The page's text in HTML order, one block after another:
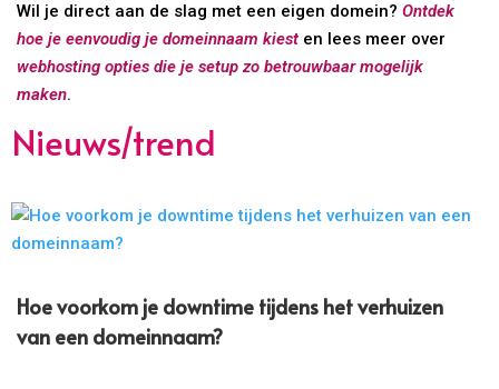
Wil je direct aan de slag met een eigen domein?Ontdek
hoe je eenvoudig je domeinnaam kiest en lees meer over
webhosting opties die je setup zo betrouwbaar mogelijk
maken.
Nieuws/trend
Hoe voorkom je downtime tijdens het verhuizen
van een domeinnaam?